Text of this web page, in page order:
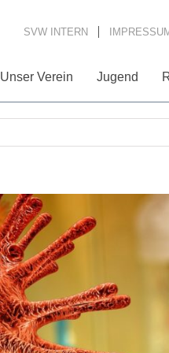
SVW INTERN
Unser Verein Jugend